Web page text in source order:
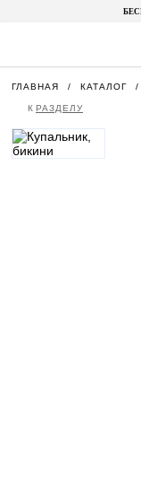
ГЛАВНАЯ КАТАЛОГ
К РАЗДЕЛУ